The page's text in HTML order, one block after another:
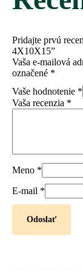
Pridajte prvú
4X10X15”
Vaša e-mailová
označené *
Vaše hodnotenie *
Vaša recenzia *
Meno *
E-mail *